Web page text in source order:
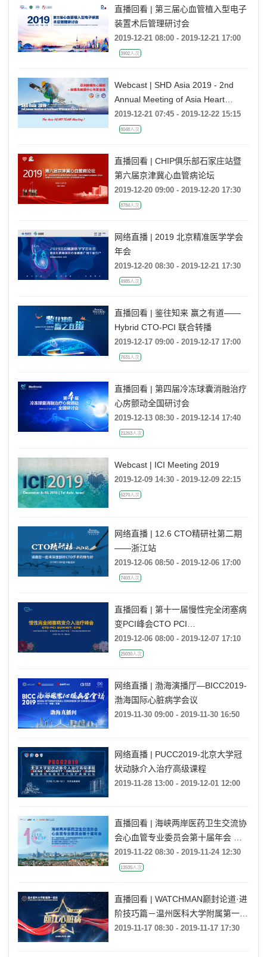
直播回看 | 第三届心血管植入型电子
装置术后管理研讨会
2019-12-21 08:00 - 2019-12-21 17:00
3902人次
Webcast | SHD Asia 2019 - 2nd
Annual Meeting of Asia Heart
Structural & Valve Center
2019-12-21 07:45 - 2019-12-22 15:15
8048人次
直播回看 | CHIP俱乐部石家庄站暨
第六届京津冀心血管病论坛
2019-12-20 09:00 - 2019-12-20 17:30
8784人次
网络直播 | 2019 北京精准医学学会
年会
2019-12-20 08:30 - 2019-12-21 17:30
4985人次
直播回看 | 鉴往知来 赢之有道——
Hybrid CTO-PCI 联合转播
2019-12-17 09:00 - 2019-12-17 17:00
7631人次
直播回看 | 第四届冷冻球囊消融治疗
心房颤动全国研讨会
2019-12-13 08:30 - 2019-12-14 17:40
21263人次
Webcast | ICI Meeting 2019
2019-12-09 14:30 - 2019-12-09 22:15
6270人次
网络直播 | 12.6 CTO精研社第二期
——浙江站
2019-12-06 08:50 - 2019-12-06 17:00
7403人次
直播回看 | 第十一届慢性完全闭塞病
变PCI峰会CTO PCI
SUMMIT（CPS）
2019-12-06 08:00 - 2019-12-07 17:10
25030人次
网络直播 | 渤海演播厅—BICC2019-
渤海国际心脏病学会议
2019-11-30 09:00 - 2019-11-30 16:50
网络直播 | PUCC2019-北京大学冠
状动脉介入治疗高级课程
2019-11-28 13:00 - 2019-12-01 12:00
直播回看 | 海峡两岸医药卫生交流协
会心血管专业委员会第十届年会 暨
第十届海峡心血管病研讨会
（CSCSF）
2019-11-22 08:30 - 2019-11-24 12:30
13535人次
直播回看 | WATCHMAN巅封论道·进
阶技巧篇－温州医科大学附属第一医
院站
2019-11-17 08:30 - 2019-11-17 17:30